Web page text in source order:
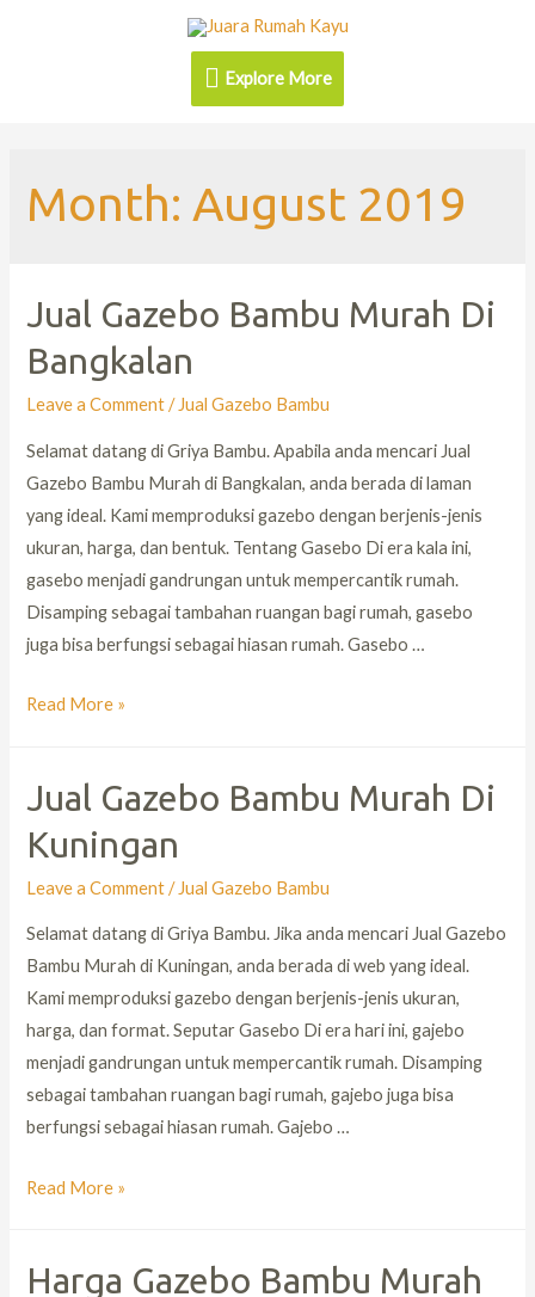
Explore More
Month:August 2019
Jual Gazebo Bambu Murah Di
Bangkalan
Leave a Comment / Jual Gazebo Bambu
Selamat datang di Griya Bambu. Apabila anda mencari Jual
Gazebo Bambu Murah di Bangkalan, anda berada di laman
yang ideal. Kami memproduksi gazebo dengan berjenis-jenis
ukuran, harga, dan bentuk. Tentang Gasebo Di era kala ini,
gasebo menjadi gandrungan untuk mempercantik rumah.
Disamping sebagai tambahan ruangan bagi rumah, gasebo
juga bisa berfungsi sebagai hiasan rumah. Gasebo …
Read More »
Jual Gazebo Bambu Murah Di
Kuningan
Leave a Comment / Jual Gazebo Bambu
Selamat datang di Griya Bambu. Jika anda mencari Jual Gazebo
Bambu Murah di Kuningan, anda berada di web yang ideal.
Kami memproduksi gazebo dengan berjenis-jenis ukuran,
harga, dan format. Seputar Gasebo Di era hari ini, gajebo
menjadi gandrungan untuk mempercantik rumah. Disamping
sebagai tambahan ruangan bagi rumah, gajebo juga bisa
berfungsi sebagai hiasan rumah. Gajebo …
Read More »
Harga Gazebo Bambu Murah